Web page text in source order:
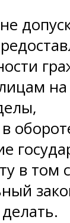
на
в том